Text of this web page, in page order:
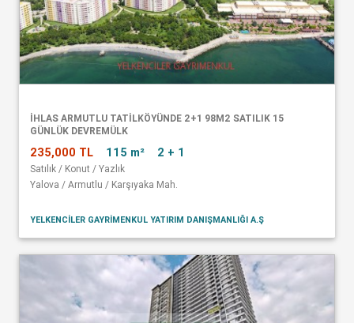
İHLAS ARMUTLU TATİLKÖYÜNDE 2+1 98M2 SATILIK 15
GÜNLÜK DEVREMÜLK
235,000 TL 115 m² 2 + 1
Satılık / Konut / Yazlık
Yalova / Armutlu / Karşıyaka Mah.
YELKENCİLER GAYRİMENKUL YATIRIM DANIŞMANLIĞI A.Ş